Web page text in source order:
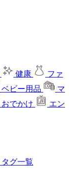
健康
ファ
ベビー用品
マ
おでかけ
エン
タグ一覧